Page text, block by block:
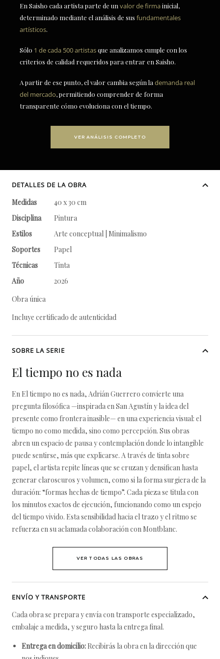
En Saisho cada artista parte de un valor de firmainicial,
determinado mediante el análisis de sus fundamentales
artísticos.
Sólo 1 de cada 500 artistasque analizamos cumple con los
criterios de calidad requeridos para entrar en Saisho.
A partir de ese punto, el valor cambia según la demanda real
del mercado, permitiendo comprender de forma
transparente cómo evoluciona con el tiempo.
VER ANÁLISIS COMPLETO
DETALLES DE LA OBRA
Medidas
40 x 30 cm
Disciplina
Pintura
Estilos
Arte conceptual | Minimalismo
Soportes
Papel
Técnicas
Tinta
Año
2026
Obra única
Incluye certificado de autenticidad
SOBRE LA SERIE
El tiempo no es nada
En El tiempo no es nada, Adrián Guerrero convierte una
pregunta filosófica —inspirada en San Agustín y la idea del
presente como frontera inasible— en una experiencia visual: el
tiempo no como medida, sino como percepción. Sus obras
abren un espacio de pausa y contemplación donde lo intangible
puede sentirse, más que explicarse. A través de tinta sobre
papel, el artista repite líneas que se cruzan y densifican hasta
generar claroscuros y volumen, como si la forma surgiera de la
duración: “formas hechas de tiempo”. Cada pieza se titula con
los minutos exactos de ejecución, funcionando como un espejo
del tiempo vivido. Esta sensibilidad hacia el trazo y el ritmo se
refuerza en su aclamada colaboración con Montblanc.
VER TODAS LAS OBRAS
ENVÍO Y TRANSPORTE
Cada obra se prepara y envía con transporte especializado,
embalaje a medida, y seguro hasta la entrega final.
Entrega en domicilio: Recibirás la obra en la dirección que